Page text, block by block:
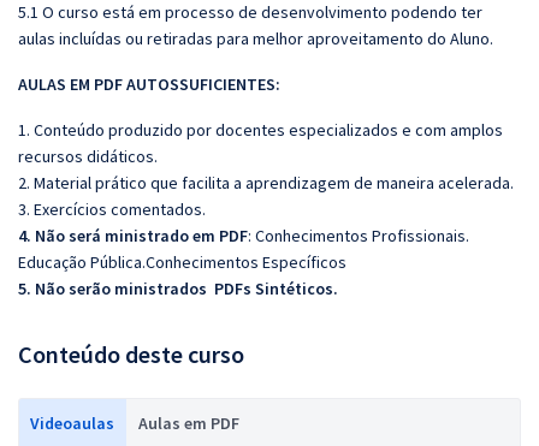
5.1 O curso está em processo de desenvolvimento podendo ter
aulas incluídas ou retiradas para melhor aproveitamento do Aluno.
AULAS EM PDF AUTOSSUFICIENTES:
1. Conteúdo produzido por docentes especializados e com amplos
recursos didáticos.
2. Material prático que facilita a aprendizagem de maneira acelerada.
3. Exercícios comentados.
4. Não será ministrado em PDF: Conhecimentos Profissionais.
Educação Pública.Conhecimentos Específicos
5. Não serão ministrados PDFs Sintéticos.
Conteúdo deste curso
Videoaulas Aulas em PDF